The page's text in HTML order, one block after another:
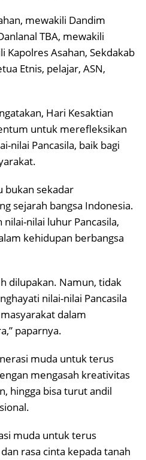
mewakili Dandim
TBA, mewakili
Kapolres Asahan, Sekdakab
Etnis, pelajar, ASN,
Hari Kesaktian
untuk merefleksikan
nilai Pancasila, baik bagi
bukan sekadar
sejarah bangsa Indonesia.
nilai luhur Pancasila,
kehidupan berbangsa
dilupakan. Namun, tidak
nilai-nilai Pancasila
dalam
paparnya.
muda untuk terus
mengasah kreativitas
hingga bisa turut andil
muda untuk terus
rasa cinta kepada tanah